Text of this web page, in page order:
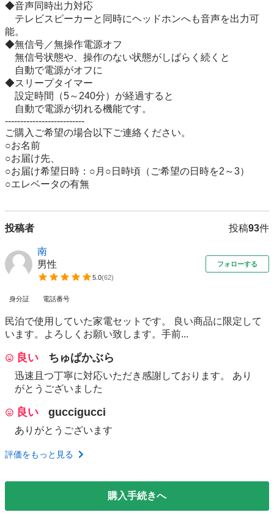
◆音声同時出力対応
テレビスピーカーと同時にヘッドホンへも音声を出力可
能。
◆無信号／無操作電源オフ
無信号状態や、操作のない状態がしばらく続くと
自動で電源がオフに
◆スリープタイマー
設定時間（5～240分）が経過すると
自動で電源が切れる機能です。
--------------------------
ご購入ご希望の場合以下ご連絡ください。
○お名前
○お届け先、
○お届け希望日時：○月○日時頃（ご希望の日時を2～3）
○エレベータの有無
投稿者 投稿93件
南
男性
5.0(62)
フォローする
身分証 電話番号
民泊で使用していた家電セットです。 良い商品に限定して
います。よろしくお願い致します。手前...
良い ちゅぱかぶら
迅速且つ丁寧に対応いただき感謝しております。 あり
がとうございました
良い guccigucci
ありがとうございます
評価をもっと見る
購入手続きへ